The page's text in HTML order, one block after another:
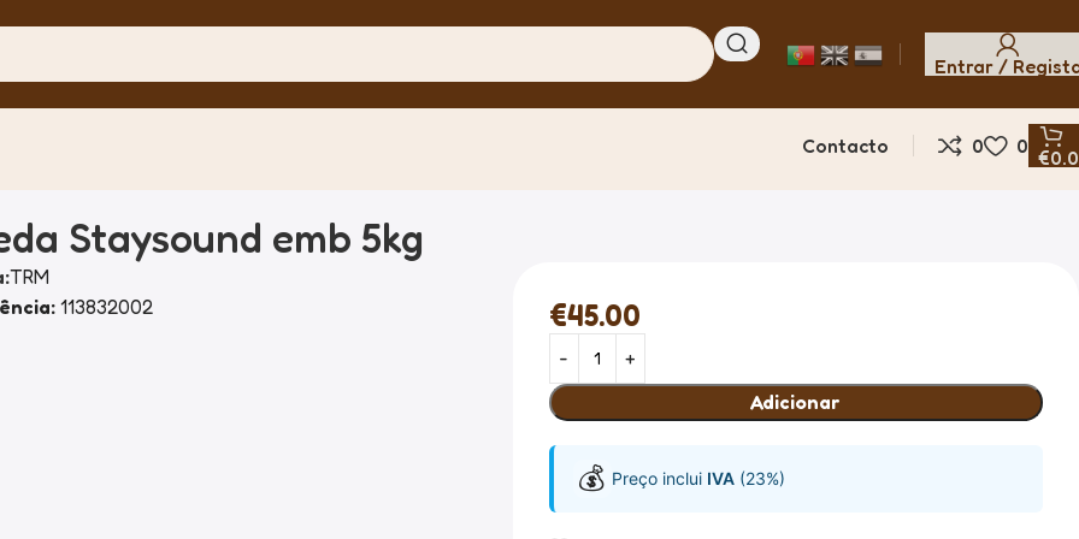
Entrar /
Contacto 0 0 €
Staysound emb 5kg
TRM
113832002 €45.00
Adicionar
💰 Preço inclui IVA(23%)